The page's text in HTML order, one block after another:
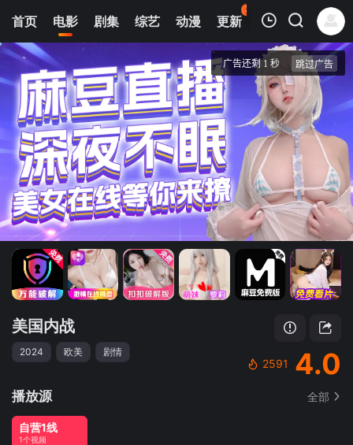
首页 电影 剧集 综艺 动漫 更新
78
热榜 APP
我的观影记录
4K首家独播
美国内战
清空
美国内战
2024 欧美 剧情
2591 4.0
播放源 全部
自营1线
1个视频